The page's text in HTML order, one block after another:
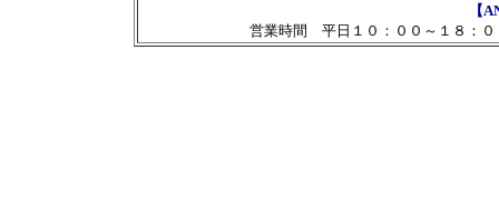
【
営業時間 平日１０：００～１８：